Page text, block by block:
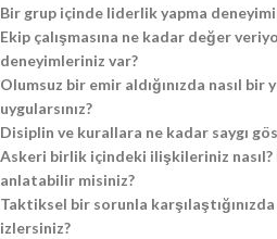
Bir grup içinde liderlik yapma
Ekip çalışmasına ne kadar değer
deneyimleriniz var?
Olumsuz bir emir aldığınızda nasıl bir
uygularsınız?
Disiplin ve kurallara ne kadar saygı
Askeri birlik içindeki ilişkileriniz
anlatabilir misiniz?
Taktiksel bir sorunla
izlersiniz?